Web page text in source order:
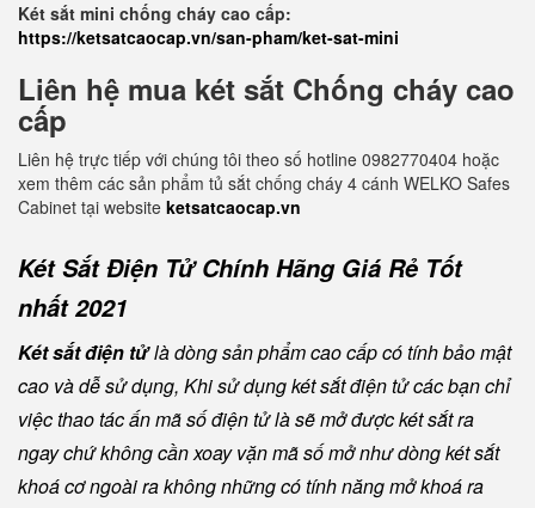
Két sắt mini chống cháy cao cấp:
https://ketsatcaocap.vn/san-pham/ket-sat-mini
Liên hệ mua két sắt Chống cháy cao
cấp
Liên hệ trực tiếp với chúng tôi theo số hotline 0982770404 hoặc
xem thêm các sản phẩm tủ sắt chống cháy 4 cánh WELKO Safes
Cabinet tại website ketsatcaocap.vn
Két Sắt Điện Tử Chính Hãng Giá Rẻ Tốt
nhất 2021
Két sắt điện tửlà dòng sản phẩm cao cấp có tính bảo mật
cao và dễ sử dụng, Khi sử dụng két sắt điện tử các bạn chỉ
việc thao tác ấn mã số điện tử là sẽ mở được két sắt ra
ngay chứ không cần xoay vặn mã số mở như dòng két sắt
khoá cơ ngoài ra không những có tính năng mở khoá ra